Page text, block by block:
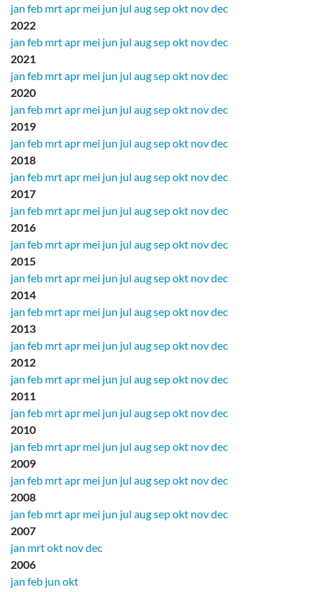
jan feb mrtapr mei jun jul augsepokt novdec
2022
jan feb mrtapr mei jun jul augsepokt novdec
2021
jan feb mrtapr mei jun jul augsepokt novdec
2020
jan feb mrtapr mei jun jul augsepokt novdec
2019
jan feb mrtapr mei jun jul augsepokt novdec
2018
jan feb mrtapr mei jun jul augsepokt novdec
2017
jan feb mrtapr mei jun jul augsepokt novdec
2016
jan feb mrtapr mei jun jul augsepokt novdec
2015
jan feb mrtapr mei jun jul augsepokt novdec
2014
jan feb mrtapr mei jun jul augsepokt novdec
2013
jan feb mrtapr mei jun jul augsepokt novdec
2012
jan feb mrtapr mei jun jul augsepokt novdec
2011
jan feb mrtapr mei jun jul augsepokt novdec
2010
jan feb mrtapr mei jun jul augsepokt novdec
2009
jan feb mrtapr mei jun jul augsepokt novdec
2008
jan feb mrtapr mei jun jul augsepokt novdec
2007
jan mrtokt novdec
2006
jan feb jun okt